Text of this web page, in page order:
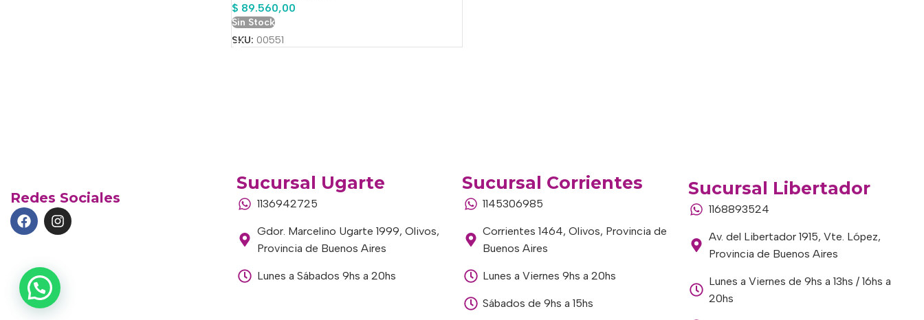
$ 89.560,00
Sin Stock
SKU: 00551
Redes Sociales
Sucursal Ugarte
1136942725
Gdor. Marcelino Ugarte 1999, Olivos,
Provincia de Buenos Aires
Lunes a Sábados 9hs a 20hs
Sucursal Corrientes
1145306985
Corrientes 1464, Olivos, Provincia de
Buenos Aires
Lunes a Viernes 9hs a 20hs
Sábados de 9hs a 15hs
Sucursal Libertador
1168893524
Av. del Libertador 1915, Vte. López,
Provincia de Buenos Aires
Lunes a Viernes de 9hs a 13hs / 16hs a
20hs